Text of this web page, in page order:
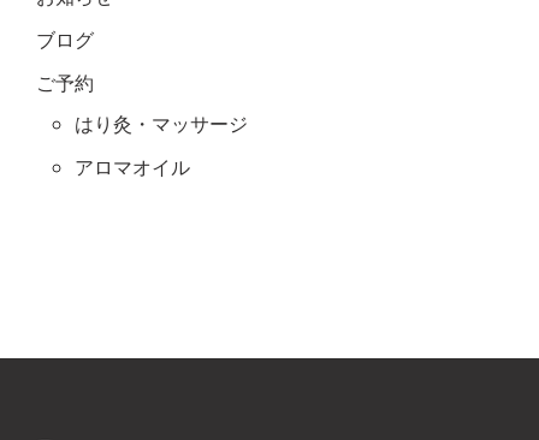
ブログ
ご予約
はり灸・マッサージ
アロマオイル